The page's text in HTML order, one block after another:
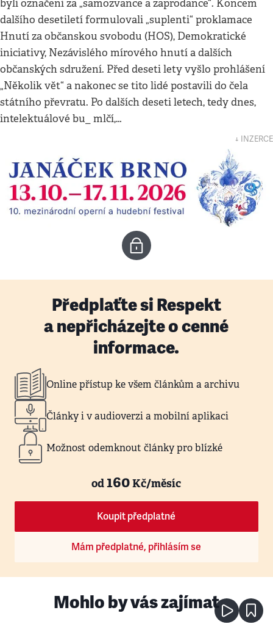
byli označeni za „samozvance a zaprodance“. Koncem
dalšího desetiletí formulovali „suplenti“ proklamace
Hnutí za občanskou svobodu (HOS), Demokratické
iniciativy, Nezávislého mírového hnutí a dalších
občanských sdružení. Před deseti lety vyšlo prohlášení
„Několik vět“ a nakonec se tito lidé postavili do čela
státního převratu. Po dalších deseti letech, tedy dnes,
intelektuálové bu_ mlčí,…
↓ INZERCE
Předplaťte si Respekt
a nepřicházejte o cenné
informace.
Online přístup ke všem článkům a archivu
Články i v audioverzi a mobilní aplikaci
Možnost odemknout články pro blízké
od160Kč/měsíc
Koupit předplatné
Mám předplatné, přihlásím se
Mohlo by vás zajímat